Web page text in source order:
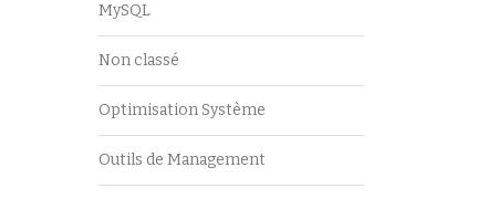
MySQL
Non classé
Optimisation Système
Outils de Management